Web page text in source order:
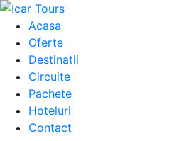
Acasa
Oferte
Destinatii
Circuite
Pachete
Hoteluri
Contact